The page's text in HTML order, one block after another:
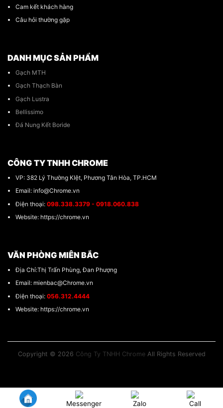
Cam kết khách hàng
Câu hỏi thường gặp
DANH MỤC SẢN PHẨM
Gạch MTH
Gạch Thạch Bàn
Gạch Lustra
Bellissimo
Đá Nung Kết Boride
CÔNG TY TNHH CHROME
VP: 382 Lý Thường KIệt, Phương Tân Hòa, TP.HCM
Email: info@Chrome.vn
Điện thoại: 098.338.3379 - 0918.060.838
Website: https://chrome.vn
VĂN PHÒNG MIÊN BẮC
Địa Chỉ:Thị Trấn Phùng, Đan Phượng
Email: mienbac@Chrome.vn
Điện thoại: 056.312.4444
Website: https://chrome.vn
Copyright © 2026 Công Ty TNHH ChromeAll Rights Reserved
Messenger Zalo Call